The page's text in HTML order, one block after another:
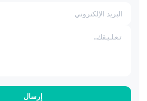
إرسال